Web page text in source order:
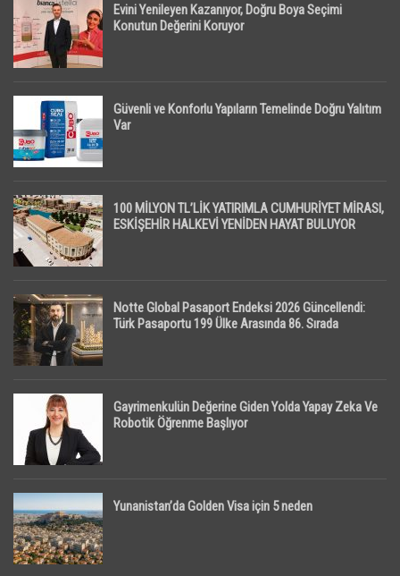
Evini Yenileyen Kazanıyor, Doğru Boya Seçimi
Konutun Değerini Koruyor
Güvenli ve Konforlu Yapıların Temelinde Doğru Yalıtım
Var
100 MİLYON TL’LİK YATIRIMLA CUMHURİYET MİRASI,
ESKİŞEHİR HALKEVİ YENİDEN HAYAT BULUYOR
Notte Global Pasaport Endeksi 2026 Güncellendi:
Türk Pasaportu 199 Ülke Arasında 86. Sırada
Gayrimenkulün Değerine Giden Yolda Yapay Zeka Ve
Robotik Öğrenme Başlıyor
Yunanistan’da Golden Visa için 5 neden